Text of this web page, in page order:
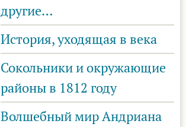
другие…
История, уходящая в века
Сокольники и окружающие
районы в 1812 году
Волшебный мир Андриана